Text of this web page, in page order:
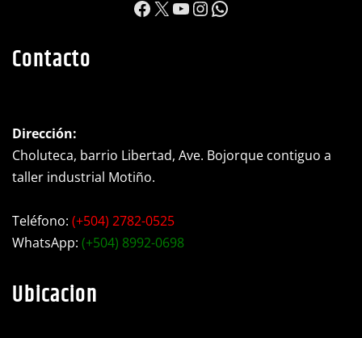
https://
X YouTube
Instagram
WhatsApp
Contacto
Dirección:
Choluteca, barrio Libertad, Ave. Bojorque contiguo a
taller industrial Motiño.
Teléfono: (+504) 2782-0525
WhatsApp: (+504) 8992-0698
Ubicacion